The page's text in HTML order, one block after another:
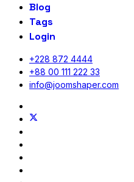
Blog
Tags
Login
+228 872 4444
+88 00 111 222 33
info@joomshaper.com